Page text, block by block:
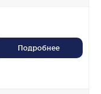
Подробнее